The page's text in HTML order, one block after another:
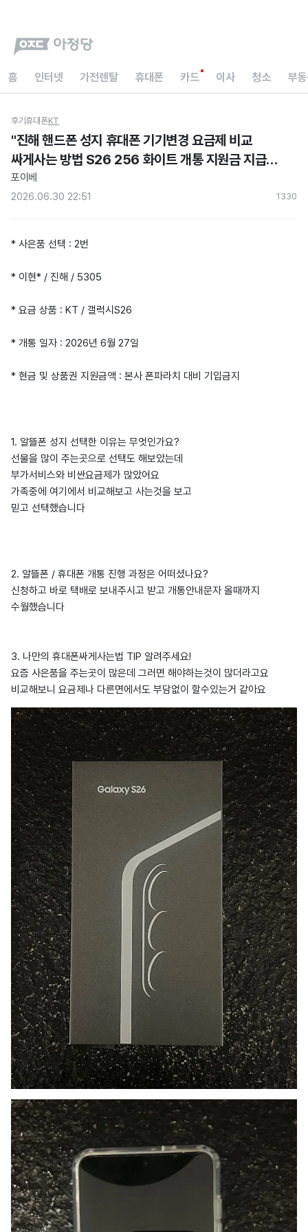
홈 인터넷 가전렌탈 휴대폰 카드 이사 청소 부
후기휴대폰KT
"진해 핸드폰 성지 휴대폰 기기변경 요금제 비교
싸게사는 방법 S26 256 화이트 개통 지원금 지급
후기"
포이베
2026.06.30 22:51
1330
* 사은품 선택 : 2번
* 이현* / 진해 / 5305
* 요금 상품 : KT / 갤럭시S26
* 개통 일자 : 2026년 6월 27일
* 현금 및 상품권 지원금액 : 본사 폰파라치 대비 기입금지
1. 알뜰폰 성지 선택한 이유는 무엇인가요?
선물을 많이 주는곳으로 선택도 해보았는데
부가서비스와 비싼요금제가 많았어요
가족중에 여기에서 비교해보고 사는것을 보고
믿고 선택했습니다
​2. 알뜰폰 / 휴대폰 개통 진행 과정은 어떠셨나요?
신청하고 바로 택배로 보내주시고 받고 개통안내문자 올때까지
수월했습니다
3. 나만의 휴대폰싸게사는법 TIP 알려주세요!
요즘 사은품을 주는곳이 많은데 그러면 해야하는것이 많더라고요
비교해보니 요금제나 다른면에서도 부담없이 할수있는거 같아요